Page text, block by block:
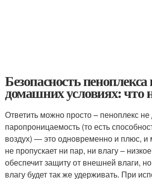
Безопасность пеноплекса
домашних условиях: что
Ответить можно просто – пеноплекс
паропроницаемость (то есть
воздух) — это одновременно и плюс, и
не пропускает ни пар, ни влагу –
обеспечит защиту от внешней влаги,
влагу будет так же удерживать. При